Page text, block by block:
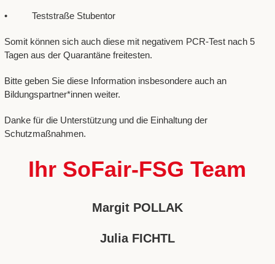
• Teststraße Stubentor
Somit können sich auch diese mit negativem PCR-Test nach 5
Tagen aus der Quarantäne freitesten.
Bitte geben Sie diese Information insbesondere auch an
Bildungspartner*innen weiter.
Danke für die Unterstützung und die Einhaltung der
Schutzmaßnahmen.
Ihr SoFair-FSG Team
Margit POLLAK
Julia FICHTL